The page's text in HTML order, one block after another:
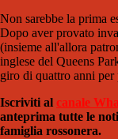
Non sarebbe la prima
Dopo aver provato
(insieme all'allora
inglese del Queens
giro di quattro anni
Iscriviti al canale
anteprima tutte le
famiglia rossonera.